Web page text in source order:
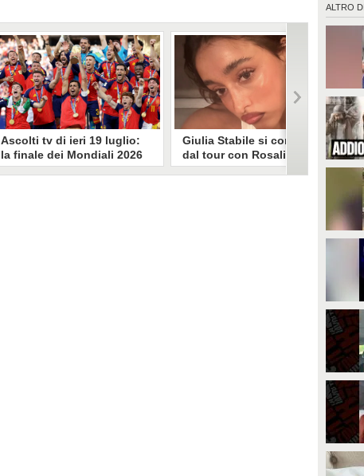
ALTRO DI
Ascolti tv di ieri 19 luglio:
la finale dei Mondiali 2026
Spagna-Argentina
Giulia Stabile si confessa
dal tour con Rosalia: "Non
sono stata bene, costretta
lasciata andare a una confessione
altri. A volte è già dentro di noi".